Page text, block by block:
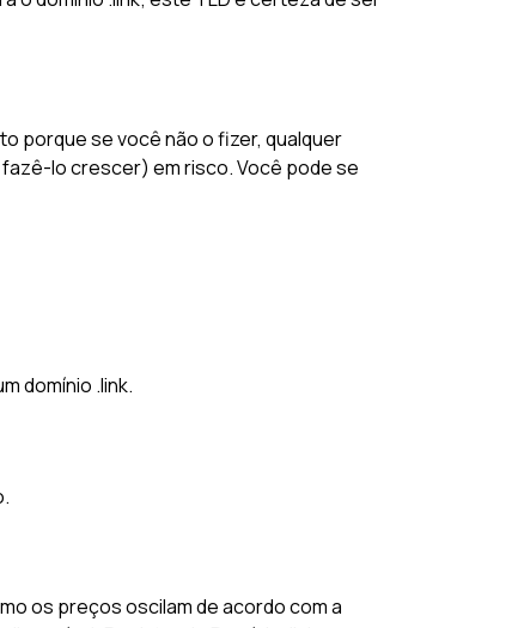
porque se você não o fizer, qualquer
lo crescer) em risco. Você pode se
domínio .link.
os preços oscilam de acordo com a